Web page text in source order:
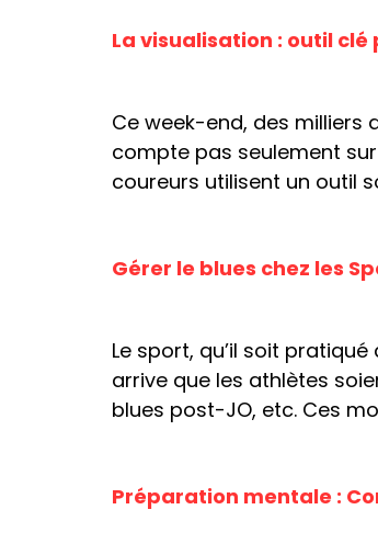
La visualisation : outil
Ce week-end, des milliers
compte pas seulement
coureurs utilisent un outil
Gérer le blues chez les
Le sport, qu’il soit
arrive que les athlètes
blues post-JO, etc. Ces
Préparation mentale :